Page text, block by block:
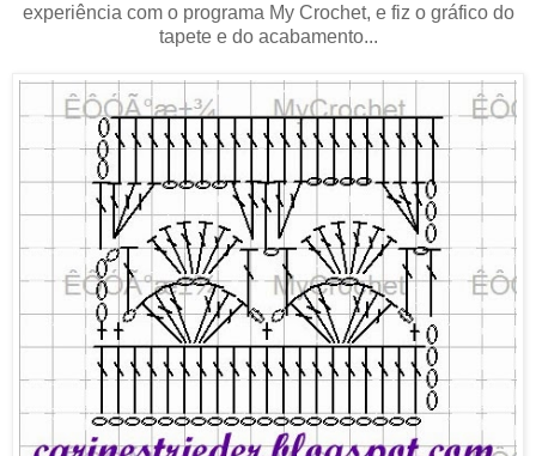
experiência com o programa My Crochet, e fiz o gráfico do
tapete e do acabamento...